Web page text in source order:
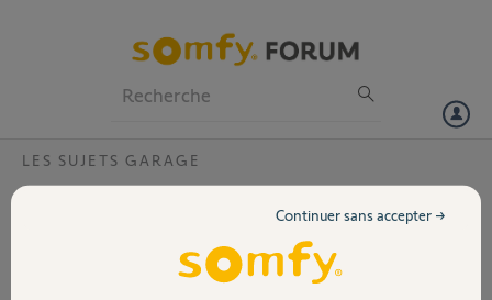
Volet
LES SUJETS GARAGE
Axroll se bloque tout seul à la montée ou à
La porte de garage se bloque toute seule à la montée ou à la descente
Continuer sans accepter →